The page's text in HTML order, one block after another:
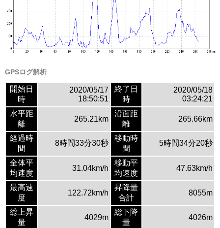
GPSログ解析
開始日
時
2020/05/17
18:50:51
終了日
時
2020/05/18
03:24:21
水平距
離
265.21km
沿面距
離
265.66km
経過時
間
8時間33分30秒
移動時
間
5時間34分20秒
全体平
均速度
31.04km/h
移動平
均速度
47.63km/h
最高速
度
122.72km/h
昇降量
合計
8055m
総上昇
量
4029m
総下降
量
4026m